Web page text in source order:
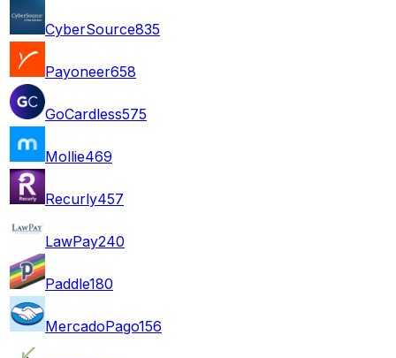
CyberSource835
Payoneer658
GoCardless575
Mollie469
Recurly457
LawPay240
Paddle180
MercadoPago156